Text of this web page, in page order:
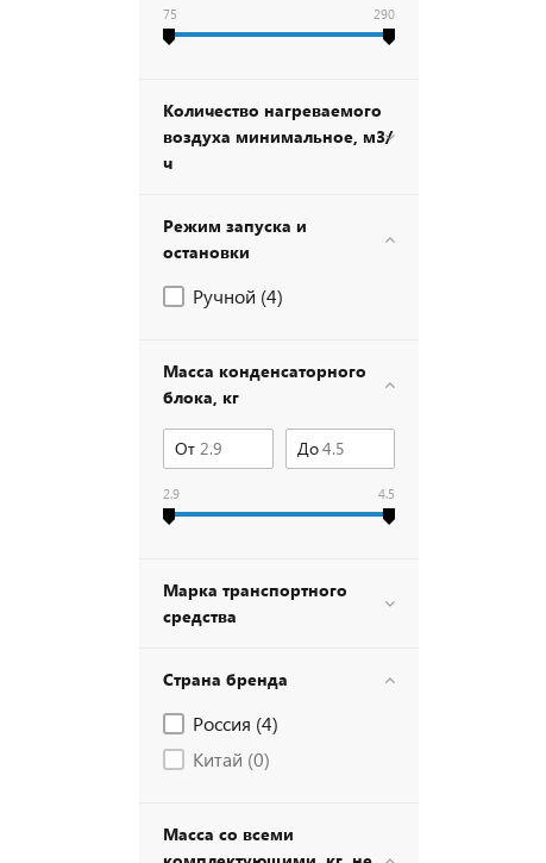
75 290
Количество нагреваемого
воздуха минимальное, м3/
ч
Режим запуска и
остановки
Ручной (4)
Масса конденсаторного
блока, кг
От До
2.9 4.5
Марка транспортного
средства
Страна бренда
Россия (4)
Китай (0)
Масса со всеми